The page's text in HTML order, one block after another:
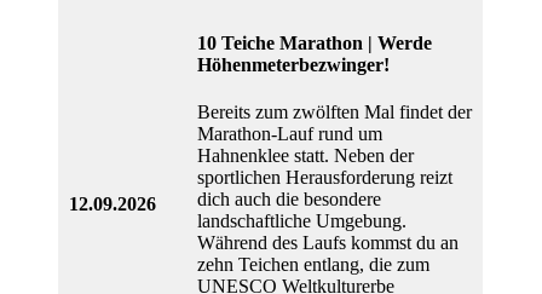
12.09.2026
10 Teiche Marathon | Werde
Höhenmeterbezwinger!
Bereits zum zwölften Mal findet der
Marathon-Lauf rund um
Hahnenklee statt. Neben der
sportlichen Herausforderung reizt
dich auch die besondere
landschaftliche Umgebung.
Während des Laufs kommst du an
zehn Teichen entlang, die zum
UNESCO Weltkulturerbe